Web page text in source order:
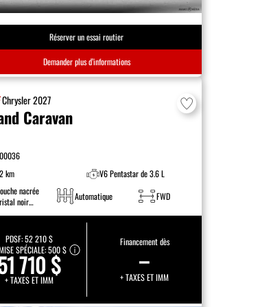
Réserver un essai routier
Demander plus d’informations
Chrysler2027
Caravan
km
V6 Pentastar de 3.6 L
nacrée
noir
Automatique FWD
PDSF:52 210 $
SPÉCIALE:500 $
710 $
+ TAXES ET IMM
Financement dès
–
+ TAXES ET IMM